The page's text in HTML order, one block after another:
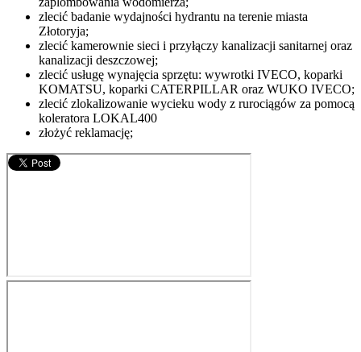
zlecić badanie wydajności hydrantu na terenie miasta
Złotoryja;
zlecić kamerownie sieci i przyłączy kanalizacji sanitarnej oraz
kanalizacji deszczowej;
zlecić usługę wynajęcia sprzętu: wywrotki IVECO, koparki
KOMATSU, koparki CATERPILLAR oraz WUKO IVECO;
zlecić zlokalizowanie wycieku wody z rurociągów za pomocą
koleratora LOKAL400
złożyć reklamację;